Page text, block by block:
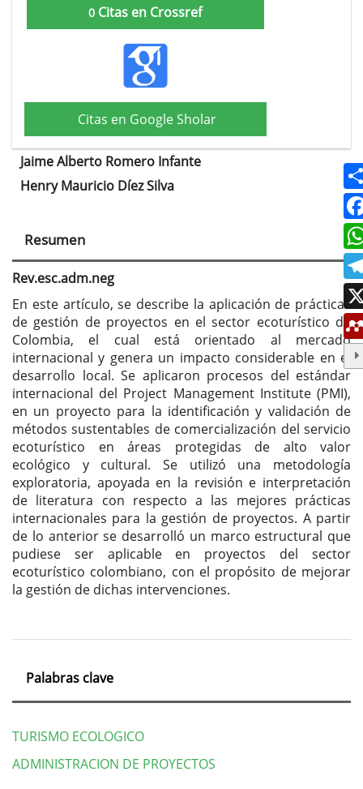
0 Citas en Crossref
Citas en Google Sholar
Contenido
principal
del
artículo
Jaime Alberto Romero Infante
Henry Mauricio Díez Silva
Resumen
Rev.esc.adm.neg
En este artículo, se describe la aplicación de prácticas
de gestión de proyectos en el sector ecoturístico de
Colombia, el cual está orientado al mercado
internacional y genera un impacto considerable en el
desarrollo local. Se aplicaron procesos del estándar
internacional del Project Management Institute (PMI),
en un proyecto para la identificación y validación de
métodos sustentables de comercialización del servicio
ecoturístico en áreas protegidas de alto valor
ecológico y cultural. Se utilizó una metodología
exploratoria, apoyada en la revisión e interpretación
de literatura con respecto a las mejores prácticas
internacionales para la gestión de proyectos. A partir
de lo anterior se desarrolló un marco estructural que
pudiese ser aplicable en proyectos del sector
ecoturístico colombiano, con el propósito de mejorar
la gestión de dichas intervenciones.
Palabras clave
TURISMO ECOLOGICO
ADMINISTRACION DE PROYECTOS